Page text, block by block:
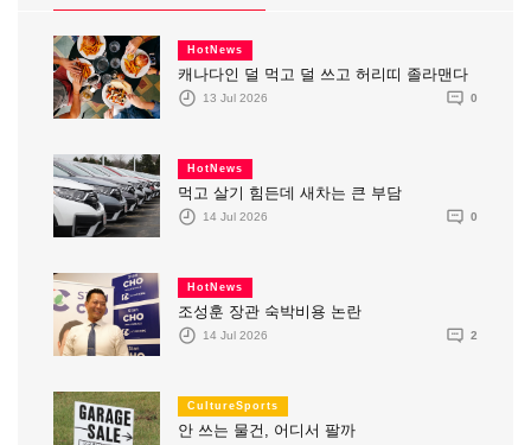
HotNews
캐나다인 덜 먹고 덜 쓰고 허리띠 졸라맨다
13 Jul 2026 0
HotNews
먹고 살기 힘든데 새차는 큰 부담
14 Jul 2026 0
HotNews
조성훈 장관 숙박비용 논란
14 Jul 2026 2
CultureSports
안 쓰는 물건, 어디서 팔까